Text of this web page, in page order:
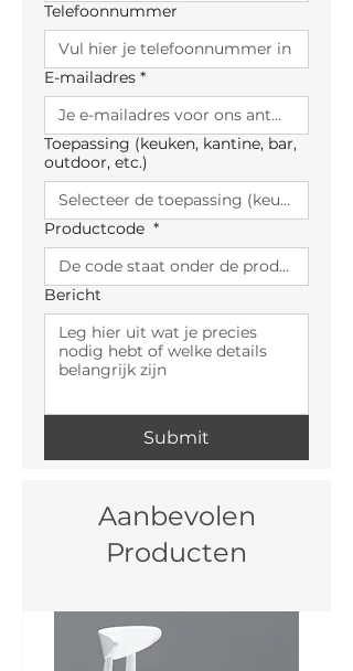
Telefoonnummer
E-mailadres *
Toepassing (keuken, kantine, bar,
outdoor, etc.)
Productcode *
Bericht
Submit
Aanbevolen
Producten